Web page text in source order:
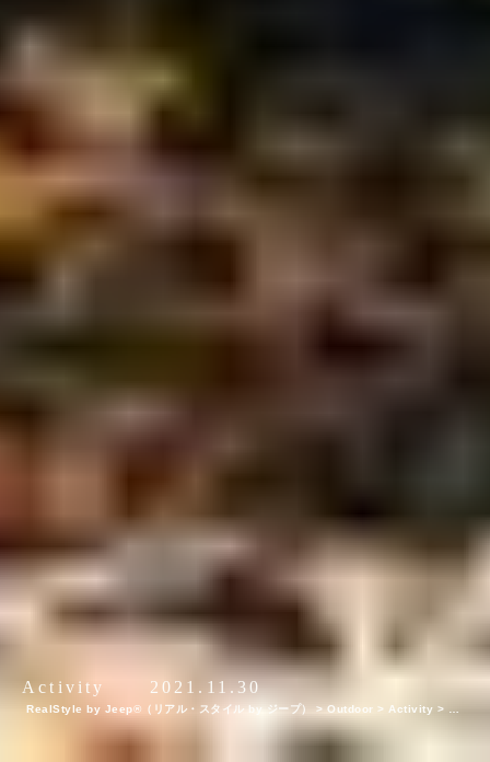
Activity 2021.11.30
RealStyle by Jeep®（リアル・スタイル by ジープ） >Outdoor > Activity >
eep×Wican】Jeepで軽井沢ドライブ体験！アウトドア初心者ファミリー向けのバケ
ーションイベント『Wicamp 2021』レポート